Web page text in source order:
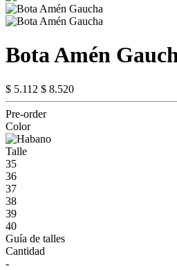
Bota Amén
$ 5.112 $ 8.520
Pre-order
Color
Talle
35
36
37
38
39
40
Guía de talles
Cantidad
-